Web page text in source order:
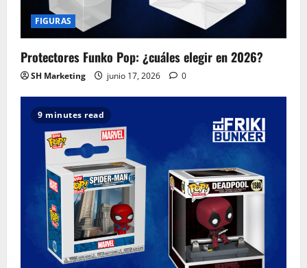
FIGURAS
Protectores Funko Pop: ¿cuáles elegir en 2026?
SH Marketing junio 17, 2026 0
9 minutes read